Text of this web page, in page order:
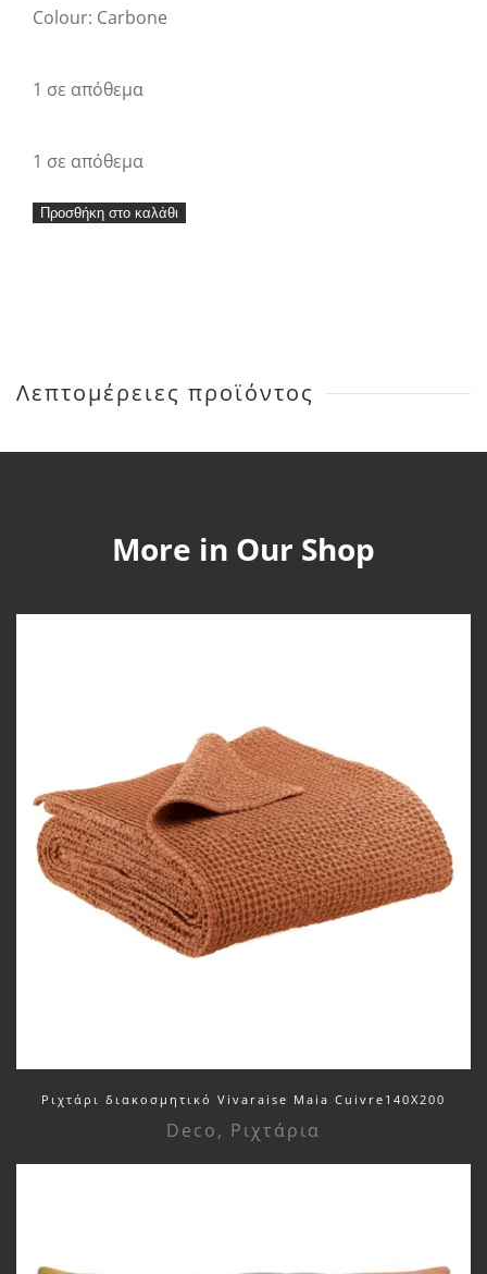
Colour: Carbone
1 σε απόθεμα
1 σε απόθεμα
Ριχτάρι
ποσότητα
Προσθήκη στο καλάθι
Λεπτομέρειες προϊόντος
More in Our Shop
Ριχτάρι διακοσμητικό Vivaraise Maia Cuivre140X200
Deco, Ριχτάρια